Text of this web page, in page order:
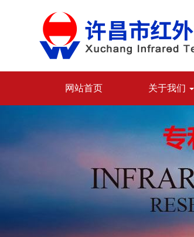
网站首页 关于我们